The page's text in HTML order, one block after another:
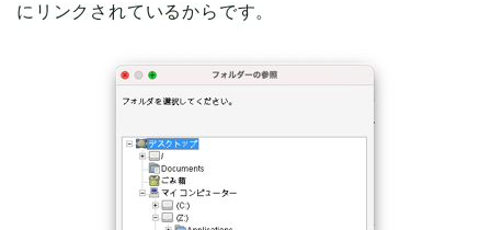
にリンクされているからです。